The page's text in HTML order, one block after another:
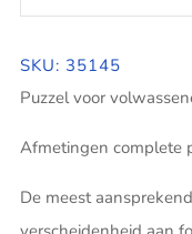
SKU: 35145
Puzzel voor
Afmetingen complete
De meest